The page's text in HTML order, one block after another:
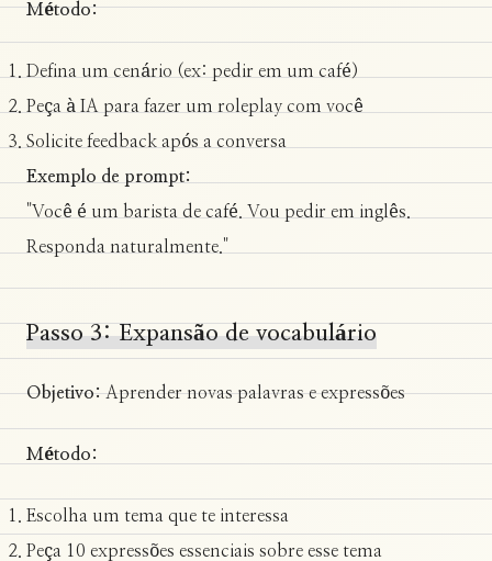
Método:
Defina um cenário (ex: pedir em um café)
Peça à IA para fazer um roleplay com você
Solicite feedback após a conversa
Exemplo de prompt:
"Você é um barista de café. Vou pedir em inglês.
Responda naturalmente."
Passo 3: Expansão de vocabulário
Objetivo:Aprender novas palavras e expressões
Método:
Escolha um tema que te interessa
Peça 10 expressões essenciais sobre esse tema